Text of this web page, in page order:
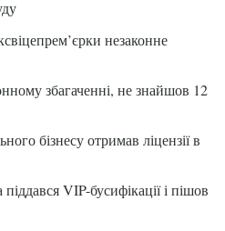
незаконне
збагаченні, не знайшов 12
бізнесу отримав ліцензії в
VIP-бусифікації і пішов